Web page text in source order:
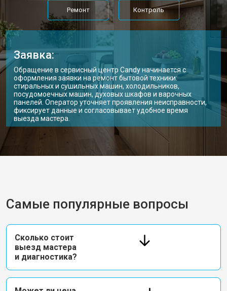
Ремонт Контроль
Заявка:
Обращение в сервисный центр Candy начинается с
оформления заявки на ремонт бытовой техники:
стиральных и сушильных машин, холодильников,
посудомоечных машин, духовых шкафов и варочных
панелей. Оператор уточняет проявления неисправности,
фиксирует данные и согласовывает удобное время
выезда мастера.
Самые популярные вопросы
Сколько стоит
выезд мастера
и диагностика?